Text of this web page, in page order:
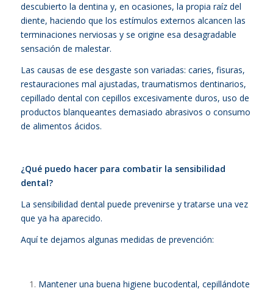
descubierto la dentina y, en ocasiones, la propia raíz del
diente, haciendo que los estímulos externos alcancen las
terminaciones nerviosas y se origine esa desagradable
sensación de malestar.
Las causas de ese desgaste son variadas: caries, fisuras,
restauraciones mal ajustadas, traumatismos dentinarios,
cepillado dental con cepillos excesivamente duros, uso de
productos blanqueantes demasiado abrasivos o consumo
de alimentos ácidos.
¿Qué puedo hacer para combatir la sensibilidad
dental?
La sensibilidad dental puede prevenirse y tratarse una vez
que ya ha aparecido.
Aquí te dejamos algunas medidas de prevención:
Mantener una buena higiene bucodental, cepillándote